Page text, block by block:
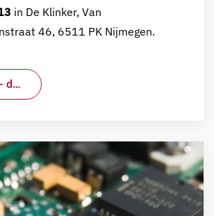
in De Klinker, Van
46, 6511 PK Nijmegen.
d…